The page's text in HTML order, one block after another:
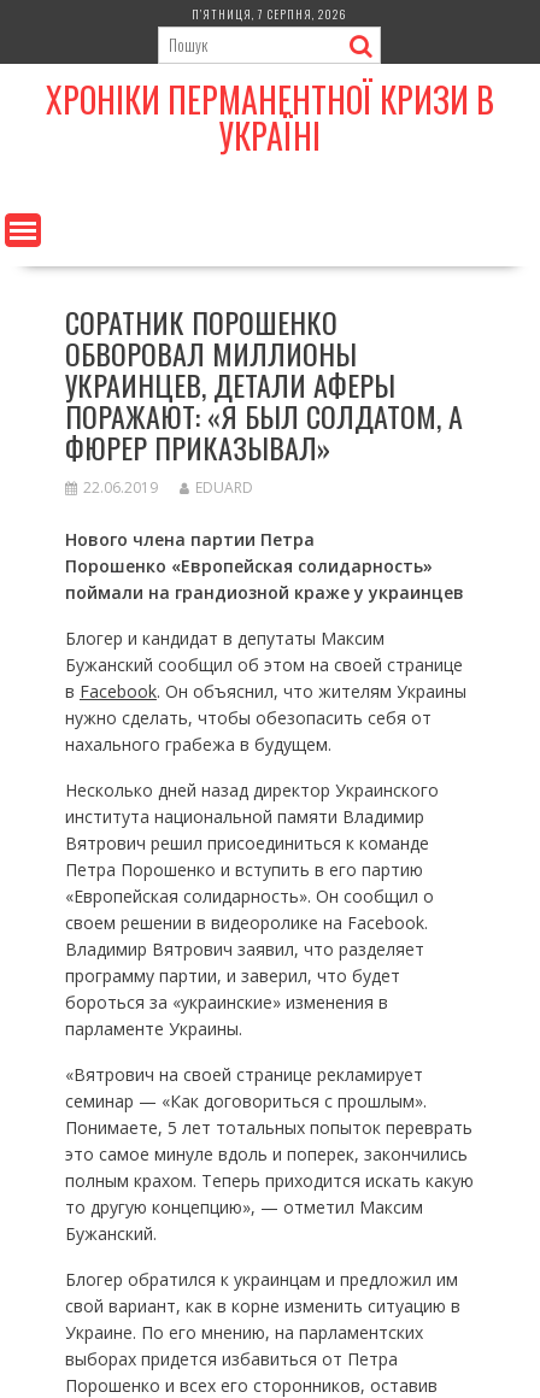
content
П’ЯТНИЦЯ, 7 СЕРПНЯ, 2026
ХРОНІКИ ПЕРМАНЕНТНОЇ КРИЗИ В
УКРАЇНІ
СОРАТНИК ПОРОШЕНКО
ОБВОРОВАЛ МИЛЛИОНЫ
УКРАИНЦЕВ, ДЕТАЛИ АФЕРЫ
ПОРАЖАЮТ: «Я БЫЛ СОЛДАТОМ, А
ФЮРЕР ПРИКАЗЫВАЛ»
22.06.2019 EDUARD
Нового члена партии Петра
Порошенко «Европейская солидарность»
поймали на грандиозной краже у украинцев
Блогер и кандидат в депутаты Максим
Бужанский сообщил об этом на своей странице
в Facebook. Он объяснил, что жителям Украины
нужно сделать, чтобы обезопасить себя от
нахального грабежа в будущем.
Несколько дней назад директор Украинского
института национальной памяти Владимир
Вятрович решил присоединиться к команде
Петра Порошенко и вступить в его партию
«Европейская солидарность». Он сообщил о
своем решении в видеоролике на Facebook.
Владимир Вятрович заявил, что разделяет
программу партии, и заверил, что будет
бороться за «украинские» изменения в
парламенте Украины.
«Вятрович на своей странице рекламирует
семинар — «Как договориться с прошлым».
Понимаете, 5 лет тотальных попыток переврать
это самое минуле вдоль и поперек, закончились
полным крахом. Теперь приходится искать какую
то другую концепцию», — отметил Максим
Бужанский.
Блогер обратился к украинцам и предложил им
свой вариант, как в корне изменить ситуацию в
Украине. По его мнению, на парламентских
выборах придется избавиться от Петра
Порошенко и всех его сторонников, оставив